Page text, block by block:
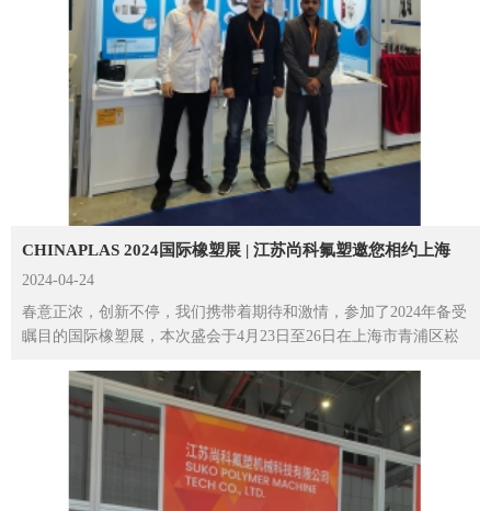
CHINAPLAS 2024国际橡塑展 | 江苏尚科氟塑邀您相约上海
2024-04-24
春意正浓，创新不停，我们携带着期待和激情，参加了2024年备受
瞩目的国际橡塑展，本次盛会于4月23日至26日在上海市青浦区崧